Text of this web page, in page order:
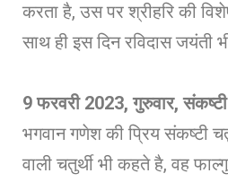
करता है, उस पर श्रीहरि की
साथ ही इस दिन रविदास जयंती
9 फरवरी 2023, गुरुवार, संकष्टी
भगवान गणेश की प्रिय संकष्टी
वाली चतुर्थी भी कहते है, वह